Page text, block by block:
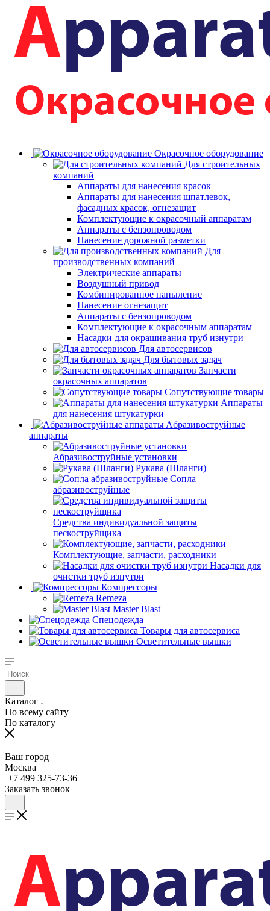
Окрасочное оборудование
Для строительных
компаний
Аппараты для нанесения красок
Аппараты для нанесения шпатлевок,
фасадных красок, огнезащит
Комплектующие к окрасочный аппаратам
Аппараты с бензопроводом
Нанесение дорожной разметки
Для
производственных компаний
Электрические аппараты
Воздушный привод
Комбинированное напыление
Нанесение огнезащит
Аппараты с бензопроводом
Комплектующие к окрасочным аппаратам
Насадки для окрашивания труб изнутри
Для автосервисов
Для бытовых задач
Запчасти
окрасочных аппаратов
Сопутствующие товары
Аппараты
для нанесения штукатурки
Aбразивоструйные
аппараты
Абразивоструйные установки
Рукава (Шланги)
Сопла
абразивоструйные
Средства индивидуальной защиты
пескоструйщика
Комплектующие, запчасти, расходники
Насадки для
очистки труб изнутри
Компрессоры
Remeza
Master Blast
Спецодежда
Товары для автосервиса
Осветительные вышки
Каталог
По всему сайту
По каталогу
Ваш город
Москва
+7 499 325-73-36
Заказать звонок